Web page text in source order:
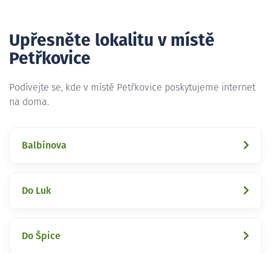
Upřesněte lokalitu v místě
Petřkovice
Podívejte se, kde v místě Petřkovice poskytujeme internet
na doma.
Balbínova
Do Luk
Do Špice